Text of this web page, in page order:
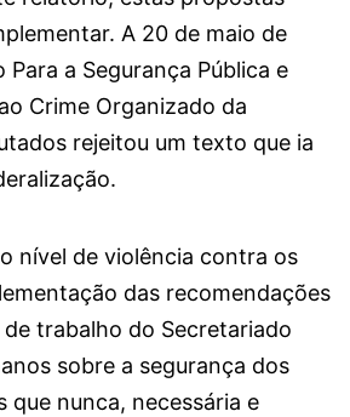
A 20 de maio de
Para a Segurança Pública e
Crime Organizado da
rejeitou um texto que ia
nível de violência contra os
das recomendações
trabalho do Secretariado
sobre a segurança dos
que nunca, necessária e